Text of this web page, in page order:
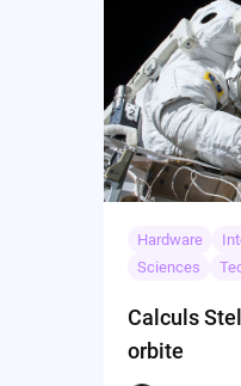
Hardware
Sciences
Calculs
orbite